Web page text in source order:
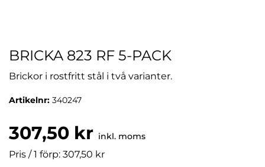
BRICKA 823 RF 5-PACK
Brickor i rostfritt stål i två varianter.
Artikelnr: 340247
307,50 kr inkl. moms
Pris / 1 förp: 307,50 kr